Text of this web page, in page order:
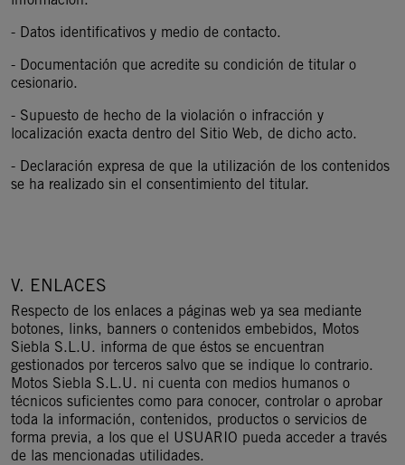
- Datos identificativos y medio de contacto.
- Documentación que acredite su condición de titular o
cesionario.
- Supuesto de hecho de la violación o infracción y
localización exacta dentro del Sitio Web, de dicho acto.
- Declaración expresa de que la utilización de los contenidos
se ha realizado sin el consentimiento del titular.
V. ENLACES
Respecto de los enlaces a páginas web ya sea mediante
botones, links, banners o contenidos embebidos, Motos
Siebla S.L.U. informa de que éstos se encuentran
gestionados por terceros salvo que se indique lo contrario.
Motos Siebla S.L.U. ni cuenta con medios humanos o
técnicos suficientes como para conocer, controlar o aprobar
toda la información, contenidos, productos o servicios de
forma previa, a los que el USUARIO pueda acceder a través
de las mencionadas utilidades.